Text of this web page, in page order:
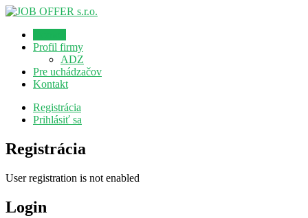
Profil firmy
ADZ
Pre uchádzačov
Kontakt
Registrácia
Prihlásiť sa
Registrácia
User registration is not enabled
Login